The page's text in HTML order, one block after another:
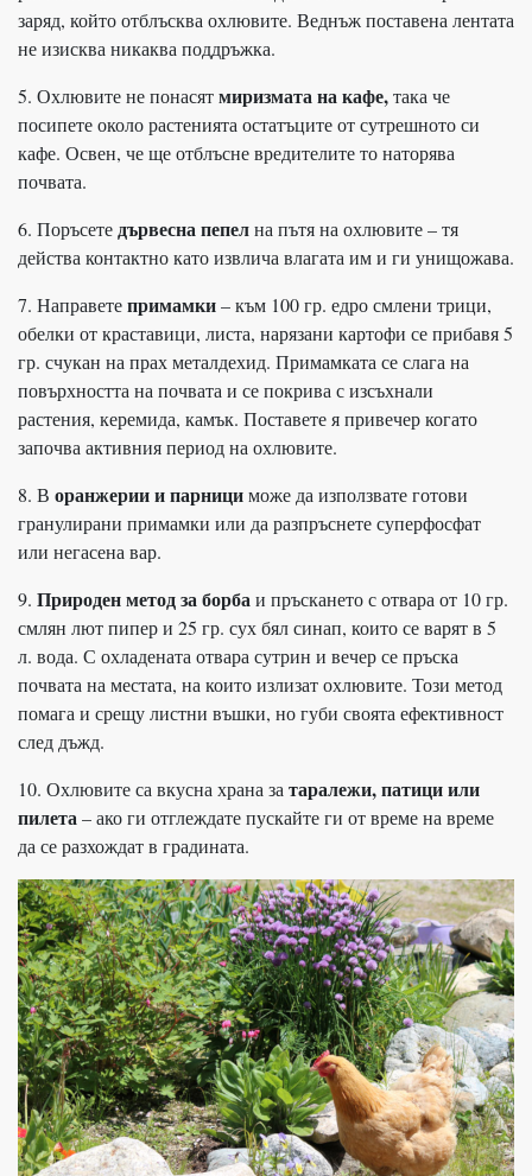
заряд, който отблъсква охлювите. Веднъж поставена лентата
не изисква никаква поддръжка.
5. Охлювите не понасятмиризмата на кафе,така че
посипете около растенията остатъците от сутрешното си
кафе. Освен, че ще отблъсне вредителите то наторява
почвата.
6. Поръсетедървесна пепелна пътя на охлювите – тя
действа контактно като извлича влагата им и ги унищожава.
7. Направетепримамки– към 100 гр. едро смлени трици,
обелки от краставици, листа, нарязани картофи се прибавя 5
гр. счукан на прах металдехид. Примамката се слага на
повърхността на почвата и се покрива с изсъхнали
растения, керемида, камък. Поставете я привечер когато
започва активния период на охлювите.
8. В оранжерии и парнициможе да използвате готови
гранулирани примамки или да разпръснете суперфосфат
или негасена вар.
9. Природен метод за борбаи пръскането с отвара от 10 гр.
смлян лют пипер и 25 гр. сух бял синап, които се варят в 5
л. вода. С охладената отвара сутрин и вечер се пръска
почвата на местата, на които излизат охлювите. Този метод
помага и срещу листни въшки, но губи своята ефективност
след дъжд.
10. Охлювите са вкусна храна затаралежи, патици или
пилета– ако ги отглеждате пускайте ги от време на време
да се разхождат в градината.